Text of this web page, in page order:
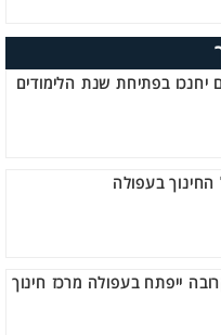
יחנכו בפתיחת שנת הלימודים
בעפולה
ייפתח בעפולה מרכז חינוך